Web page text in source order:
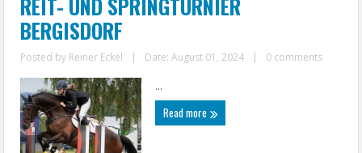
REIT- UND SPRINGTURNIER
BERGISDORF
Posted by Reiner Eckel | Date: August 01, 2024 | 0 comments
...
Read more